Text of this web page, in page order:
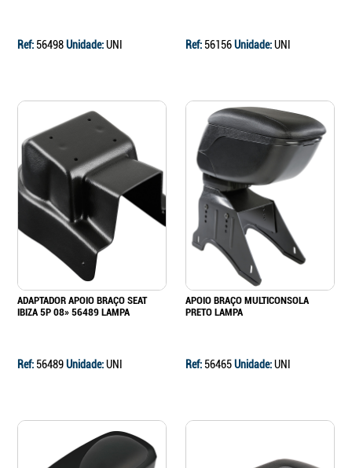
Ref: 56498Unidade:UNI Ref: 56156Unidade:UNI
ADAPTADOR APOIO BRAÇO SEAT
IBIZA 5P 08» 56489 LAMPA
Ref: 56489Unidade:UNI
APOIO BRAÇO MULTICONSOLA
PRETO LAMPA
Ref: 56465Unidade:UNI